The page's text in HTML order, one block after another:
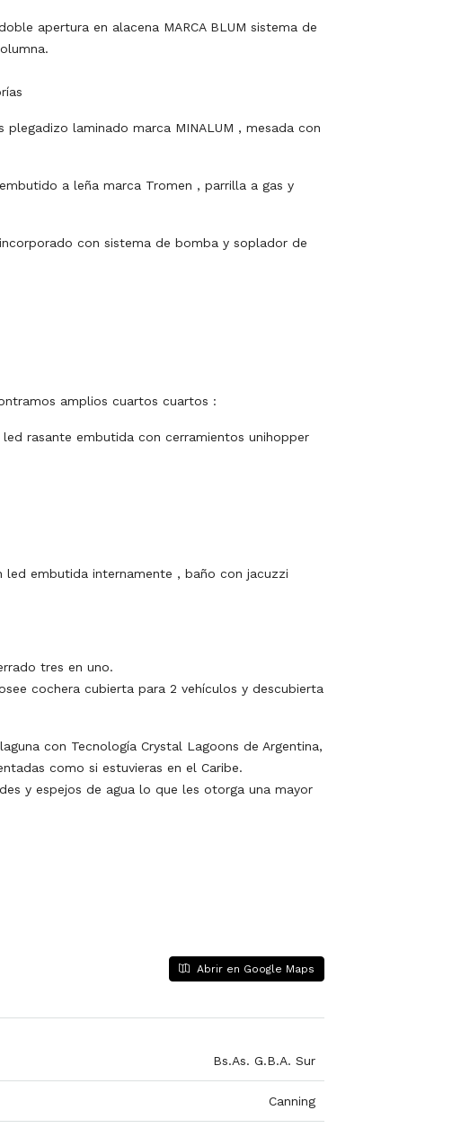
apertura en alacena MARCA BLUM sistema de
laminado marca MINALUM , mesada con
a leña marca Tromen , parrilla a gas y
con sistema de bomba y soplador de
amplios cuartos cuartos :
rasante embutida con cerramientos unihopper
embutida internamente , baño con jacuzzi
tres en uno.
cochera cubierta para 2 vehículos y descubierta
con Tecnología Crystal Lagoons de Argentina,
como si estuvieras en el Caribe.
y espejos de agua lo que les otorga una mayor
Abrir en Google Maps
Bs.As. G.B.A. Sur
Canning